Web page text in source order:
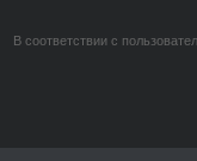
В соответствии с